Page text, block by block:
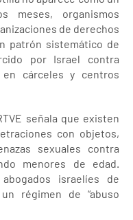
meses, organismos
de derechos
patrón sistemático de
por Israel contra
en cárceles y centros
señala que existen
con objetos,
sexuales contra
menores de edad.
israelíes de
régimen de “abuso